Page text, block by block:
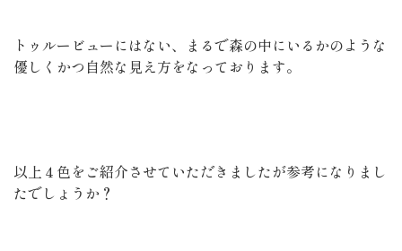
トゥルービューにはない、まるで森の中にいるかのような
優しくかつ自然な見え方をなっております。
以上４色をご紹介させていただきましたが参考になりまし
たでしょうか？